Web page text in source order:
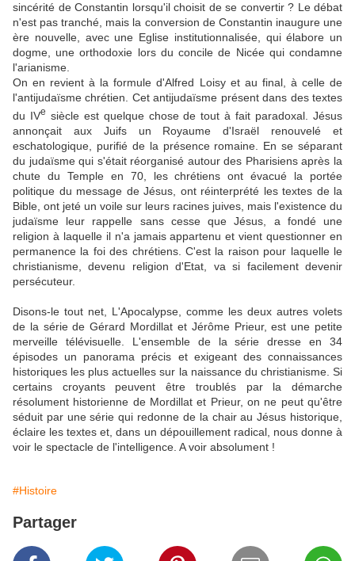
sincérité de Constantin lorsqu'il choisit de se convertir ? Le débat
n'est pas tranché, mais la conversion de Constantin inaugure une
ère nouvelle, avec une Eglise institutionnalisée, qui élabore un
dogme, une orthodoxie lors du concile de Nicée qui condamne
l'arianisme.
On en revient à la formule d'Alfred Loisy et au final, à celle de
l'antijudaïsme chrétien. Cet antijudaïsme présent dans des textes
du IVe siècle est quelque chose de tout à fait paradoxal. Jésus
annonçait aux Juifs un Royaume d'Israël renouvelé et
eschatologique, purifié de la présence romaine. En se séparant
du judaïsme qui s'était réorganisé autour des Pharisiens après la
chute du Temple en 70, les chrétiens ont évacué la portée
politique du message de Jésus, ont réinterprété les textes de la
Bible, ont jeté un voile sur leurs racines juives, mais l'existence du
judaïsme leur rappelle sans cesse que Jésus, a fondé une
religion à laquelle il n'a jamais appartenu et vient questionner en
permanence la foi des chrétiens. C'est la raison pour laquelle le
christianisme, devenu religion d'Etat, va si facilement devenir
persécuteur.
Disons-le tout net, L'Apocalypse, comme les deux autres volets
de la série de Gérard Mordillat et Jérôme Prieur, est une petite
merveille télévisuelle. L'ensemble de la série dresse en 34
épisodes un panorama précis et exigeant des connaissances
historiques les plus actuelles sur la naissance du christianisme. Si
certains croyants peuvent être troublés par la démarche
résolument historienne de Mordillat et Prieur, on ne peut qu'être
séduit par une série qui redonne de la chair au Jésus historique,
éclaire les textes et, dans un dépouillement radical, nous donne à
voir le spectacle de l'intelligence. A voir absolument !
#Histoire
Partager